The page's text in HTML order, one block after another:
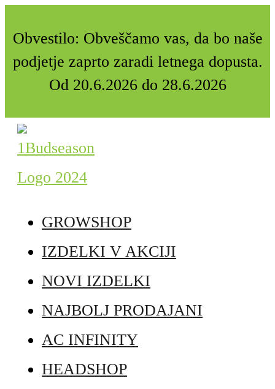
Obvestilo: Obveščamo vas, da bo naše
podjetje zaprto zaradi letnega dopusta.
Od 20.6.2026 do 28.6.2026
GROWSHOP
IZDELKI V AKCIJI
NOVI IZDELKI
NAJBOLJ PRODAJANI
AC INFINITY
HEADSHOP